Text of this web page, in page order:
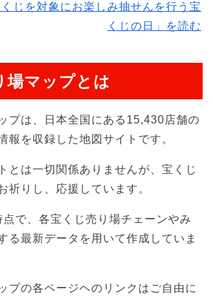
くじを対象にお楽しみ抽せんを行う宝
くじの日」を読む
場マップとは
プは、日本全国にある15,430店舗の
報を収録した地図サイトです。
とは一切関係ありませんが、宝くじ
祈りし、応援しています。
で、各宝くじ売り場チェーンやみ
る最新データを用いて作成していま
プの各ページヘのリンクはご自由に